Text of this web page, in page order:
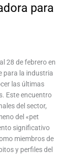
para
28 de febrero en
para la industria
las últimas
Este encuentro
del sector,
del «pet
significativo
miembros de
y perfiles del